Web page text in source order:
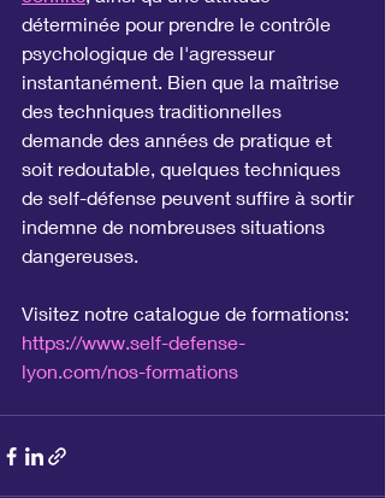
déterminée pour prendre le contrôle
psychologique de l'agresseur
instantanément. Bien que la maîtrise
des techniques traditionnelles
demande des années de pratique et
soit redoutable, quelques techniques
de self-défense peuvent suffire à sortir
indemne de nombreuses situations
dangereuses.
Visitez notre catalogue de formations:
https://www.self-defense-
lyon.com/nos-formations